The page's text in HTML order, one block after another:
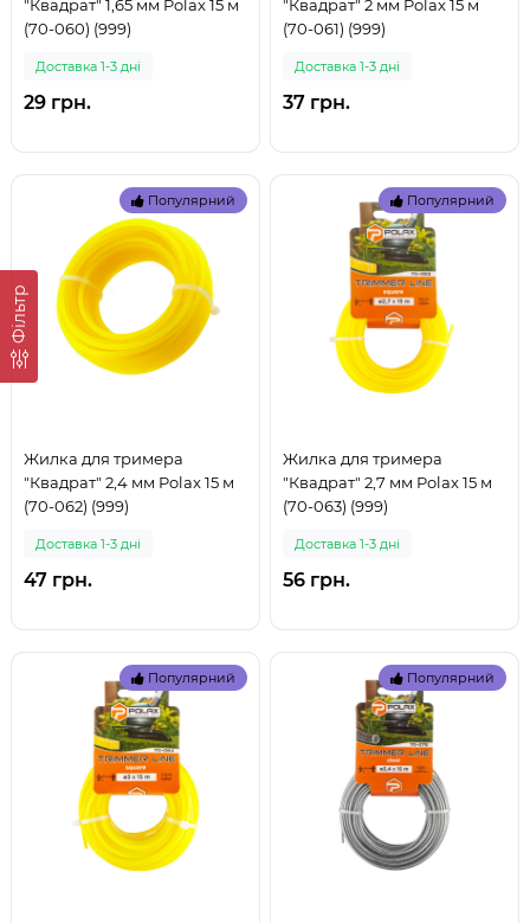
Фільтр
"Квадрат" 1,65 мм Polax 15 м
(70-060) (999)
Доставка 1-3 дні
29 грн.
"Квадрат" 2 мм Polax 15 м
(70-061) (999)
Доставка 1-3 дні
37 грн.
Популярний
Жилка для тримера
"Квадрат" 2,4 мм Polax 15 м
(70-062) (999)
Доставка 1-3 дні
47 грн.
Популярний
Жилка для тримера
"Квадрат" 2,7 мм Polax 15 м
(70-063) (999)
Доставка 1-3 дні
56 грн.
Популярний Популярний